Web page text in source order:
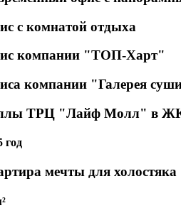
с комнатой отдыха
компании "ТОП-Харт"
компании "Галерея
ТРЦ "Лайф Молл" в ЖК
год
мечты для холостяка